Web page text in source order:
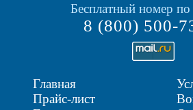
Бесплатный номер по
8 (800) 500-
Главная
Прайс-лист